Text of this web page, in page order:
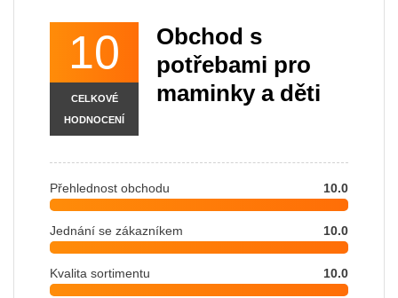
10
CELKOVÉ
HODNOCENÍ
Obchod s
potřebami pro
maminky a děti
Přehlednost obchodu 10.0
Jednání se zákazníkem 10.0
Kvalita sortimentu 10.0